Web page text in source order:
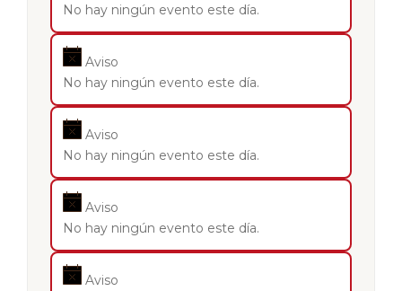
No hay ningún evento este día.
Aviso
No hay ningún evento este día.
Aviso
No hay ningún evento este día.
Aviso
No hay ningún evento este día.
Aviso